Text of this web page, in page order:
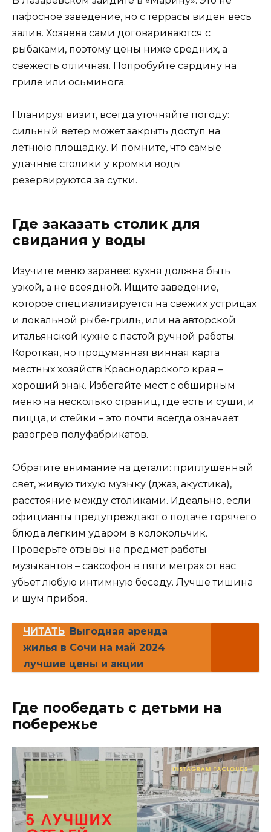
пафосное заведение, но с террасы виден весь
залив. Хозяева сами договариваются с
рыбаками, поэтому цены ниже средних, а
свежесть отличная. Попробуйте сардину на
гриле или осьминога.
Планируя визит, всегда уточняйте погоду:
сильный ветер может закрыть доступ на
летнюю площадку. И помните, что самые
удачные столики у кромки воды
резервируются за сутки.
Где заказать столик для
свидания у воды
Изучите меню заранее: кухня должна быть
узкой, а не всеядной. Ищите заведение,
которое специализируется на свежих устрицах
и локальной рыбе-гриль, или на авторской
итальянской кухне с пастой ручной работы.
Короткая, но продуманная винная карта
местных хозяйств Краснодарского края –
хороший знак. Избегайте мест с обширным
меню на несколько страниц, где есть и суши, и
пицца, и стейки – это почти всегда означает
разогрев полуфабрикатов.
Обратите внимание на детали: приглушенный
свет, живую тихую музыку (джаз, акустика),
расстояние между столиками. Идеально, если
официанты предупреждают о подаче горячего
блюда легким ударом в колокольчик.
Проверьте отзывы на предмет работы
музыкантов – саксофон в пяти метрах от вас
убьет любую интимную беседу. Лучше тишина
и шум прибоя.
ЧИТАТЬ Выгодная аренда
жилья в Сочи на май 2024
лучшие цены и акции
Где пообедать с детьми на
побережье